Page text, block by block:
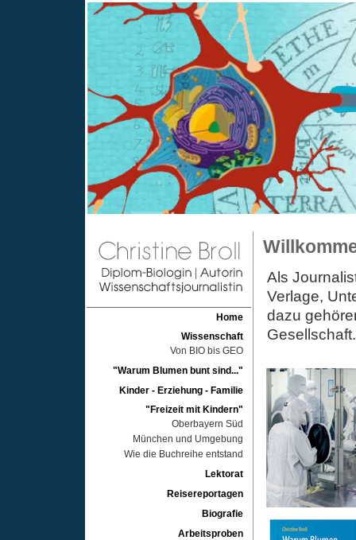
Home
Wissenschaft
Von BIO bis GEO
"Warum Blumen bunt sind..."
Kinder - Erziehung - Familie
"Freizeit mit Kindern"
Oberbayern Süd
München und Umgebung
Wie die Buchreihe entstand
Lektorat
Reisereportagen
Biografie
Arbeitsproben
Als
Verlage,
dazu
Gesellschaft.